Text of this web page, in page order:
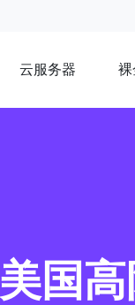
云服务器 裸
美国